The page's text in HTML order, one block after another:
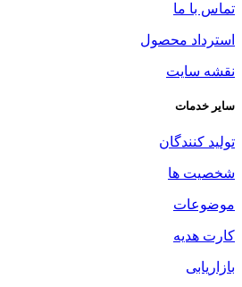
تماس با ما
استرداد محصول
نقشه سایت
سایر خدمات
تولید کنندگان
شخصیت ها
موضوعات
کارت هدیه
بازاریابی